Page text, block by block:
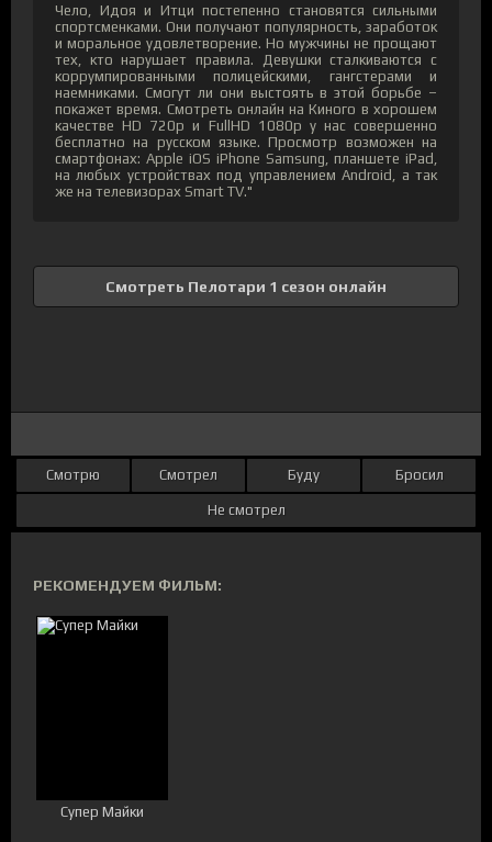
Чело, Идоя и Итци постепенно становятся сильными
спортсменками. Они получают популярность, заработок
и моральное удовлетворение. Но мужчины не прощают
тех, кто нарушает правила. Девушки сталкиваются с
коррумпированными полицейскими, гангстерами и
наемниками. Смогут ли они выстоять в этой борьбе –
покажет время. Смотреть онлайн на Киного в хорошем
качестве HD 720p и FullHD 1080p у нас совершенно
бесплатно на русском языке. Просмотр возможен на
смартфонах: Apple iOS iPhone Samsung, планшете iPad,
на любых устройствах под управлением Android, а так
же на телевизорах Smart TV."
Смотреть Пелотари 1 сезон онлайн
Смотрю Смотрел Буду Бросил
Не смотрел
РЕКОМЕНДУЕМ ФИЛЬМ:
Супер Майки